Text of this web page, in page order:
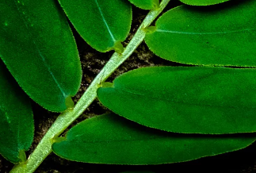
Zrównoważony rozwój
Technical